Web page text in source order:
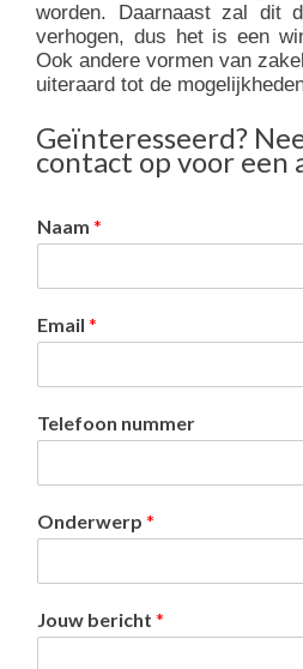
worden. Daarnaast zal dit
verhogen, dus het is een
Ook andere vormen van
uiteraard tot de
Geïnteresseerd?
contact op voor een
Naam *
Email *
Telefoon nummer
Onderwerp *
Jouw bericht *